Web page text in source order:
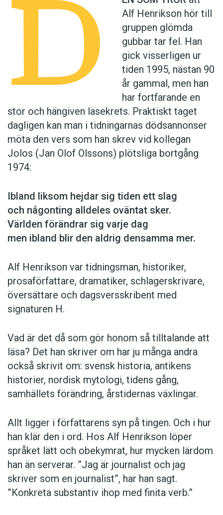
D
Alf Henrikson hör till
gruppen glömda
gubbar tar fel. Han
gick visserligen ur
tiden 1995, nästan 90
år gammal, men han
har fortfarande en
stor och hängiven läsekrets. Praktiskt taget
dagligen kan man i tidningarnas dödsannonser
möta den vers som han skrev vid kollegan
Jolos (Jan Olof Olssons) plötsliga bortgång
1974:
Ibland liksom hejdar sig tiden ett slag
och någonting alldeles oväntat sker.
Världen förändrar sig varje dag
men ibland blir den aldrig densamma mer.
Alf Henrikson var tidningsman, historiker,
prosaförfattare, dramatiker, schlagerskrivare,
översättare och dagsversskribent med
signaturen H.
Vad är det då som gör honom så tilltalande att
läsa? Det han skriver om har ju många andra
också skrivit om: svensk historia, antikens
historier, nordisk mytologi, tidens gång,
samhällets förändring, årstidernas växlingar.
Allt ligger i författarens syn på tingen. Och i hur
han klär den i ord. Hos Alf Henrikson löper
språket lätt och obekymrat, hur mycken lärdom
han än serverar. ”Jag är journalist och jag
skriver som en journalist”, har han sagt.
”Konkreta substantiv ihop med finita verb.”